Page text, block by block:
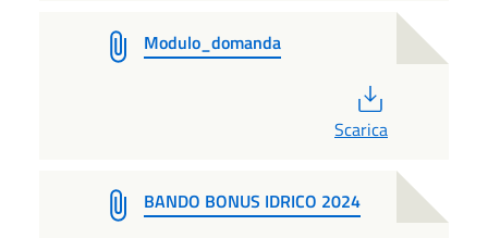
Modulo_domanda
Scarica
BANDO BONUS IDRICO 2024